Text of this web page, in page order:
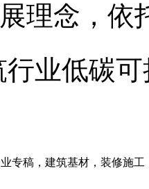
理念，
业低碳
专稿 ， 建筑基材 ， 装修施工